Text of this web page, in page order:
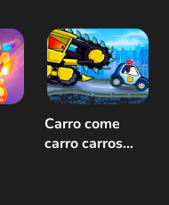
Carro come
carro carros